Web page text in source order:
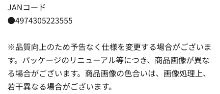
JANコード
●4974305223555
※品質向上のため予告なく仕様を変更する場合がございま
す。パッケージのリニューアル等につき、商品画像が異な
る場合がございます。商品画像の色合いは、画像処理上、
若干異なる場合がございます。